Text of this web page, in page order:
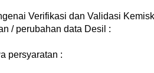
Verifikasi dan Validasi
/ perubahan data Desil :
persyaratan :